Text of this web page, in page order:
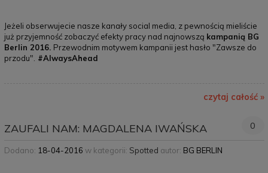
Jeżeli obserwujecie nasze kanały social media, z pewnością mieliście
już przyjemność zobaczyć efekty pracy nad najnowszą kampanią BG
Berlin 2016. Przewodnim motywem kampanii jest hasło "Zawsze do
przodu". #AlwaysAhead
czytaj całość »
ZAUFALI NAM: MAGDALENA IWAŃSKA 0
Dodano: 18-04-2016 w kategorii: Spotted autor: BG BERLIN